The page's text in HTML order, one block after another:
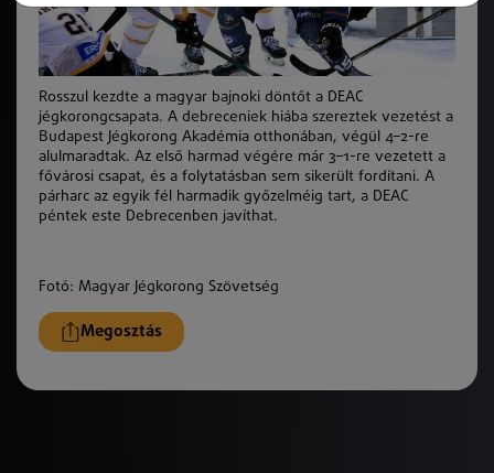
Rosszul kezdte a magyar bajnoki döntőt a DEAC
jégkorongcsapata. A debreceniek hiába szereztek vezetést a
Budapest Jégkorong Akadémia otthonában, végül 4–2-re
alulmaradtak. Az első harmad végére már 3–1-re vezetett a
fővárosi csapat, és a folytatásban sem sikerült fordítani. A
párharc az egyik fél harmadik győzelméig tart, a DEAC
péntek este Debrecenben javíthat.
Fotó: Magyar Jégkorong Szövetség
Megosztás